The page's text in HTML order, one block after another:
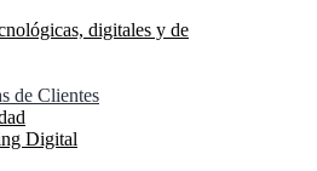
digitales y de
de Clientes
Digital